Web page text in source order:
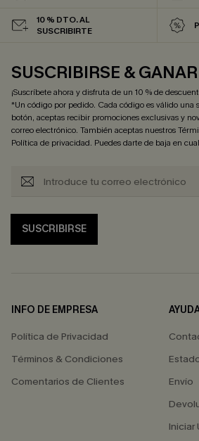
10 % DTO. AL
SUSCRIBIRTE
SUSCRIBIRSE &
¡Suscríbete ahora y disfruta de un 10 % de
*Un código por pedido. Cada código es válido una
botón, aceptas recibir promociones exclusivas y
correo electrónico. También aceptas nuestros
Política de privacidad. Puedes darte de baja en
SUSCRIBIRSE
INFO DE EMPRESA
Política de Privacidad
Términos & Condiciones
Comentarios de Clientes
Envío
Iniciar